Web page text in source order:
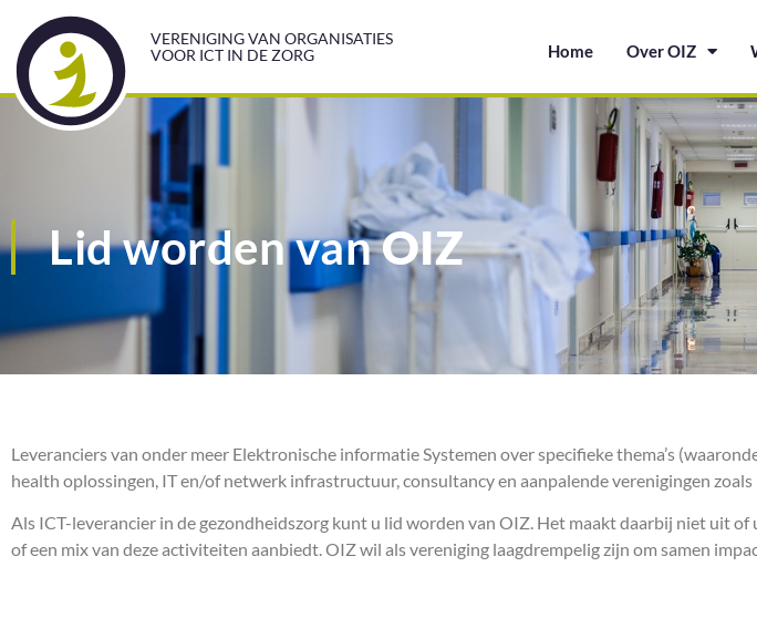
VERENIGING VAN ORGANISATIES
VOOR ICT IN DE ZORG
Home Over OIZ
Lid worden vanOIZ
Leveranciers van onder meer Elektronische informatie Systemen over specifieke thema’s (waaronder
health oplossingen, IT en/of netwerk infrastructuur, consultancy en aanpalende verenigingen zoals
Als ICT-leverancier in de gezondheidszorg kunt u lid worden van OIZ. Het maakt daarbij niet uit
of een mix van deze activiteiten aanbiedt. OIZ wil als vereniging laagdrempelig zijn om samen